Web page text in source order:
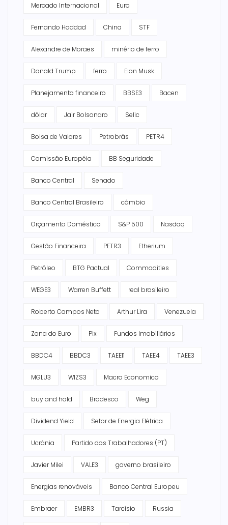
Mercado Internacional Euro
Fernando Haddad China STF
Alexandre de Moraes minério de ferro
Donald Trump ferro Elon Musk
Planejamento financeiro BBSE3 Bacen
dólar Jair Bolsonaro Selic
Bolsa de Valores Petrobrás PETR4
Comissão Européia BB Seguridade
Banco Central Senado
Banco Central Brasileiro câmbio
Orçamento Doméstico S&P 500 Nasdaq
Gestão Financeira PETR3 Etherium
Petróleo BTG Pactual Commodities
WEGE3 Warren Buffett real brasileiro
Roberto Campos Neto Arthur Lira Venezuela
Zona do Euro Pix Fundos Imobiliários
BBDC4 BBDC3 TAEE11 TAEE4 TAEE3
MGLU3 WIZS3 Macro Economico
buy and hold Bradesco Weg
Dividend Yield Setor de Energia Elétrica
Ucrânia Partido dos Trabalhadores (PT)
Javier Milei VALE3 governo brasileiro
Energias renováveis Banco Central Europeu
Embraer EMBR3 Tarcísio Russia